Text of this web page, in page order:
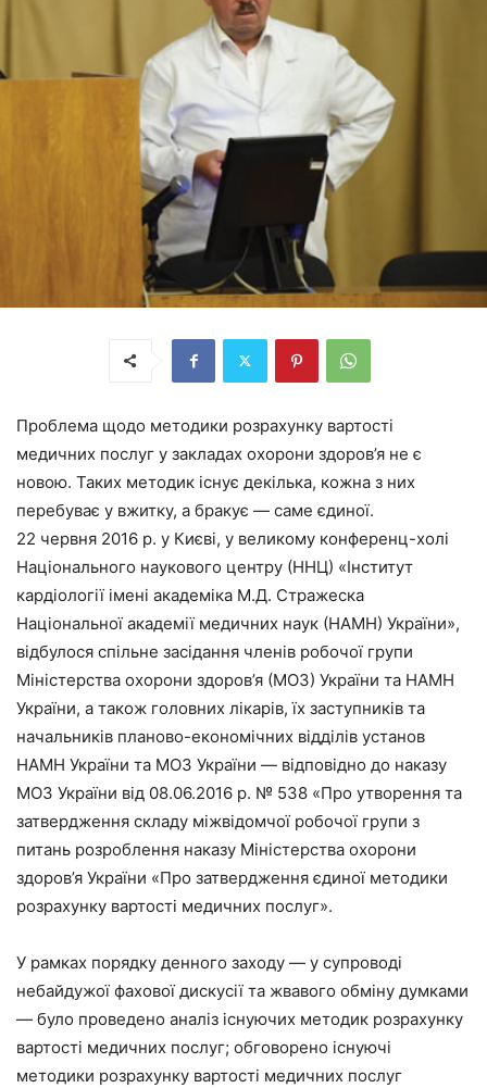
Проблема щодо методики розрахунку вартості
медичних послуг у закладах охорони здоров’я не є
новою. Таких методик існує декілька, кожна з них
перебуває у вжитку, а бракує — саме єдиної.
22 червня 2016 р. у Києві, у великому конференц-холі
Національного наукового центру (ННЦ) «Інститут
кардіології імені академіка М.Д. Стражеска
Національної академії медичних наук (НАМН) України»,
відбулося спільне засідання членів робочої групи
Міністерства охорони здоров’я (МОЗ) України та НАМН
України, а також головних лікарів, їх заступників та
начальників планово-економічних відділів установ
НАМН України та МОЗ України — відповідно до наказу
МОЗ України від 08.06.2016 р. № 538 «Про утворення та
затвердження складу міжвідомчої робочої групи з
питань розроблення наказу Міністерства охорони
здоров’я України «Про затвердження єдиної методики
розрахунку вартості медичних послуг».
У рамках порядку денного заходу — у супроводі
небайдужої фахової дискусії та жвавого обміну думками
— було проведено аналіз існуючих методик розрахунку
вартості медичних послуг; обговорено існуючі
методики розрахунку вартості медичних послуг